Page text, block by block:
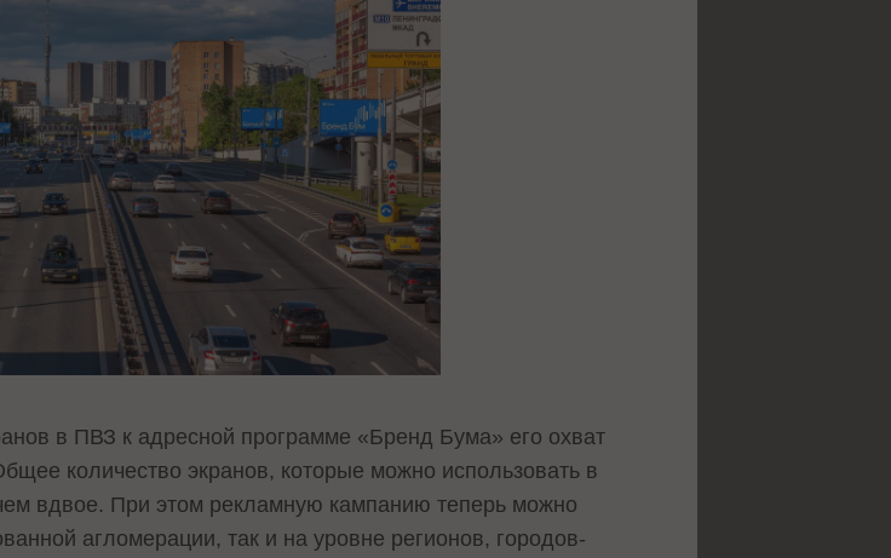
в ПВЗ к адресной программе «Бренд Бума» его охват
количество экранов, которые можно использовать в
вдвое. При этом рекламную кампанию теперь можно
агломерации, так и на уровне регионов, городов-